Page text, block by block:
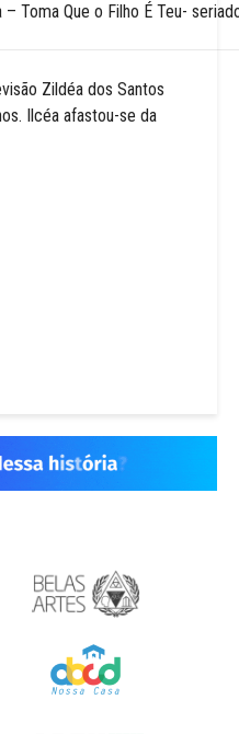
– Toma Que o Filho É Teu-
Zildéa dos Santos
Ilcéa afastou-se da